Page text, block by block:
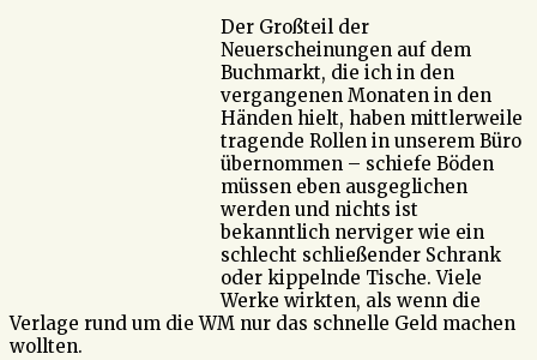
Der Großteil der
Neuerscheinungen auf dem
Buchmarkt, die ich in den
vergangenen Monaten in den
Händen hielt, haben mittlerweile
tragende Rollen in unserem Büro
übernommen – schiefe Böden
müssen eben ausgeglichen
werden und nichts ist
bekanntlich nerviger wie ein
schlecht schließender Schrank
oder kippelnde Tische. Viele
Werke wirkten, als wenn die
Verlage rund um die WM nur das schnelle Geld machen
wollten.